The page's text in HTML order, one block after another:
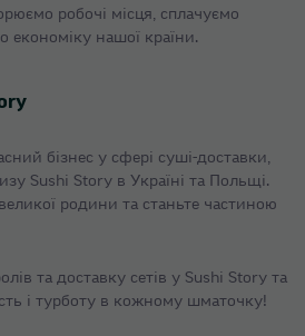
робочі місця, сплачуємо
економіку нашої країни.
бізнес у сфері суші-доставки,
Sushi Story в Україні та Польщі.
родини та станьте частиною
та доставку сетів у Sushi Story та
і турботу в кожному шматочку!